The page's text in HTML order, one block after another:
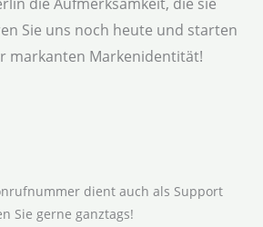
Sie uns noch heute und starten
markanten Markenidentität!
dient auch als Support
Sie gerne ganztags!